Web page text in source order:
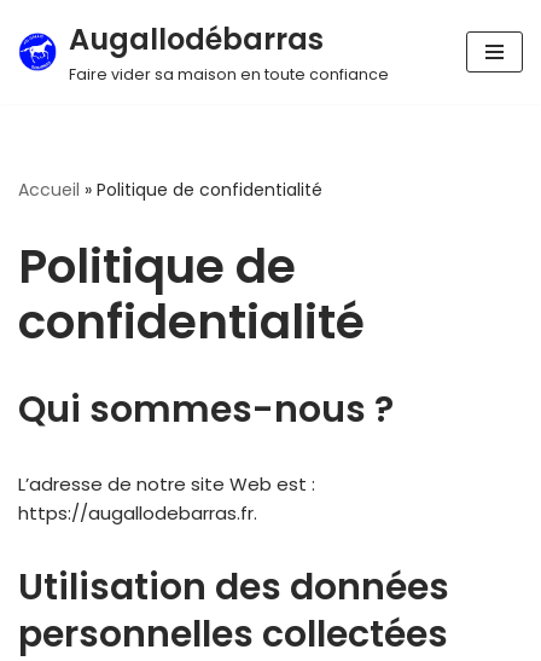
Aller
Augallodébarras
Faire vider sa maison en toute confiance
Accueil » Politique de confidentialité
Politique de
confidentialité
Qui sommes-nous ?
L’adresse de notre site Web est :
https://augallodebarras.fr.
Utilisation des données
personnelles collectées